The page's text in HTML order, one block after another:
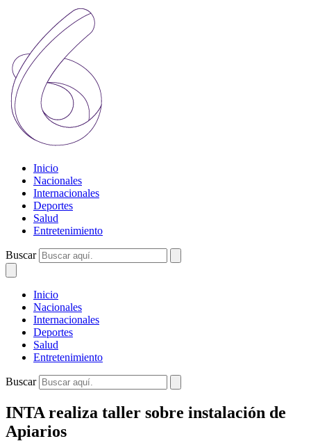
Inicio
Nacionales
Internacionales
Deportes
Salud
Entretenimiento
Buscar
Inicio
Nacionales
Internacionales
Deportes
Salud
Entretenimiento
Buscar
INTA realiza taller sobre instalación de
Apiarios